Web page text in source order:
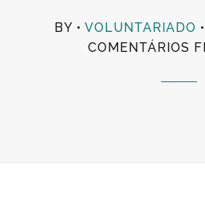
BY VOLUNTARIADO
COMENTÁRIOS